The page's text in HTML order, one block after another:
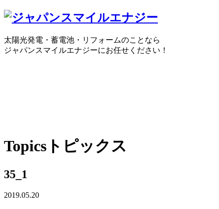
太陽光発電・蓄電池・リフォームのことなら
ジャパンスマイルエナジーにお任せください！
Topics トピックス
35_1
2019.05.20